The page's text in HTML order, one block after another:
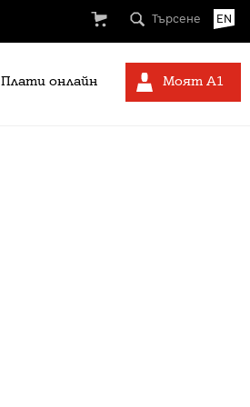
Търсене EN
Плати онлайн Моят А1